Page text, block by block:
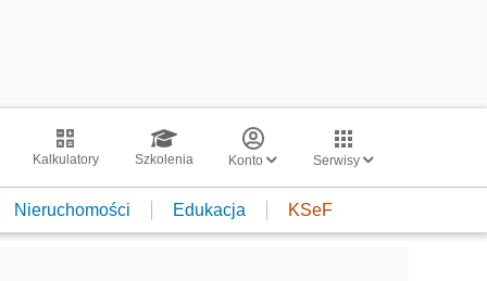
Kalkulatory Szkolenia Konto Serwisy
Nieruchomości Edukacja KSeF